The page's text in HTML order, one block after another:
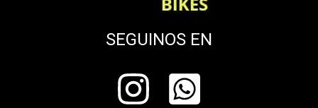
SEGUINOS EN